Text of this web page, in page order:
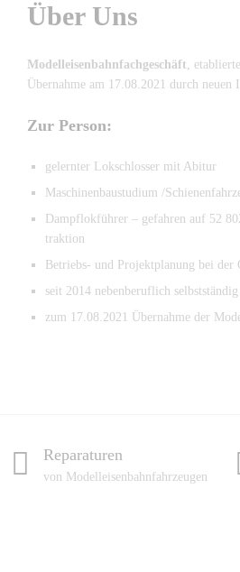
Über Uns
Modelleisenbahnfachgeschäft,
Übernahme am 17.08.2021 durch neuen
Zur Person:
gelernter Lokschlosser mit Abitur
Maschinenbaustudium /
Dampflokführer – gefahren auf 52
traktion
Betriebs- und Projektplanung bei der
seit 2014 nebenberuflich
zum 17.08.2021 Übernahme der
Reparaturen
von Modelleisenbahnfahrzeugen